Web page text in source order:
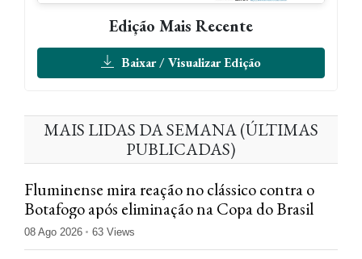
Edição Mais Recente
Baixar / Visualizar Edição
MAIS LIDAS DA SEMANA (ÚLTIMAS
PUBLICADAS)
Fluminense mira reação no clássico contra o
Botafogo após eliminação na Copa do Brasil
08 Ago 2026 63 Views